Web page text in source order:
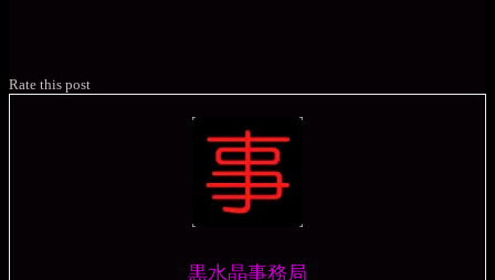
Rate this post
黒水晶事務局